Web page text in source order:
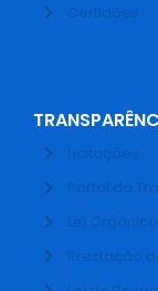
Certidões
Licitações
Portal da
Lei Orgânica
Prestação